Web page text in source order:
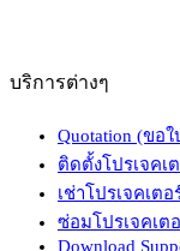
บริการต่างๆ
Quotation (ขอ
ติดตั้งโปรเจคเ
เช่าโปรเจคเตอ
ซ่อมโปรเจคเต
Download